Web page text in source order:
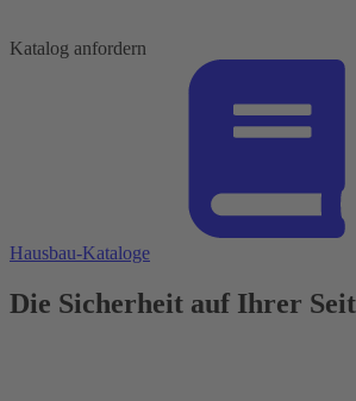
Katalog anfordern
Hausbau-Kataloge
Die Sicherheit auf Ihrer